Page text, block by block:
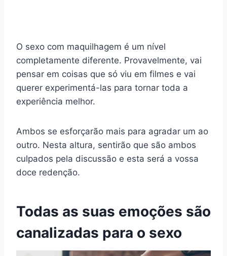
O sexo com maquilhagem é um nível
completamente diferente. Provavelmente, vai
pensar em coisas que só viu em filmes e vai
querer experimentá-las para tornar toda a
experiência melhor.
Ambos se esforçarão mais para agradar um ao
outro. Nesta altura, sentirão que são ambos
culpados pela discussão e esta será a vossa
doce redenção.
Todas as suas emoções são
canalizadas para o sexo